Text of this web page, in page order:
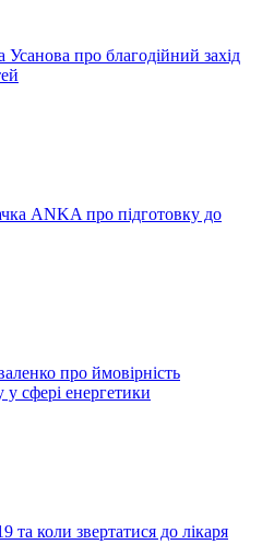
Усанова про благодійний захід
ANKA про підготовку до
про ймовірність
у сфері енергетики
та коли звертатися до лікаря